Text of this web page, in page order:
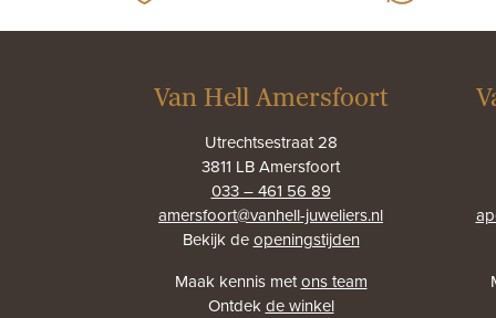
Van Hell Amersfoort
Utrechtsestraat 28
3811 LB Amersfoort
033 – 461 56 89
amersfoort@vanhell-juweliers.nl
Bekijk deopeningstijden
Maak kennis metons team
Ontdekde winkel